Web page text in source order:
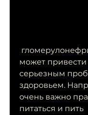
может привести
серьезным
здоровьем.
очень важно
питаться и пить